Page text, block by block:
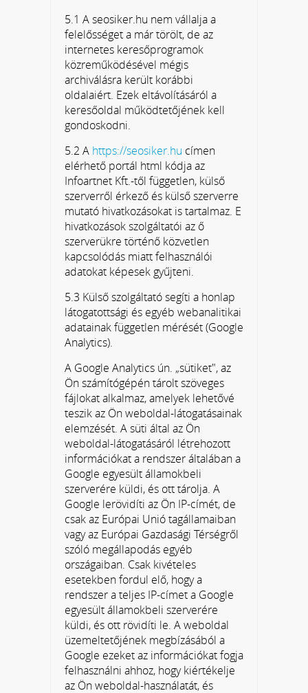
5.1 A seosiker.hu nem vállalja a
felelősséget a már törölt, de az
internetes keresőprogramok
közreműködésével mégis
archiválásra került korábbi
oldalaiért. Ezek eltávolításáról a
keresőoldal működtetőjének kell
gondoskodni.
5.2 A https://seosiker.hu címen
elérhető portál html kódja az
Infoartnet Kft.-től független, külső
szerverről érkező és külső szerverre
mutató hivatkozásokat is tartalmaz. E
hivatkozások szolgáltatói az ő
szerverükre történő közvetlen
kapcsolódás miatt felhasználói
adatokat képesek gyűjteni.
5.3 Külső szolgáltató segíti a honlap
látogatottsági és egyéb webanalitikai
adatainak független mérését (Google
Analytics).
A Google Analytics ún. „sütiket", az
Ön számítógépén tárolt szöveges
fájlokat alkalmaz, amelyek lehetővé
teszik az Ön weboldal-látogatásainak
elemzését. A süti által az Ön
weboldal-látogatásáról létrehozott
információkat a rendszer általában a
Google egyesült államokbeli
szerverére küldi, és ott tárolja. A
Google lerövidíti az Ön IP-címét, de
csak az Európai Unió tagállamaiban
vagy az Európai Gazdasági Térségről
szóló megállapodás egyéb
országaiban. Csak kivételes
esetekben fordul elő, hogy a
rendszer a teljes IP-címet a Google
egyesült államokbeli szerverére
küldi, és ott rövidíti le. A weboldal
üzemeltetőjének megbízásából a
Google ezeket az információkat fogja
felhasználni ahhoz, hogy kiértékelje
az Ön weboldal-használatát, és